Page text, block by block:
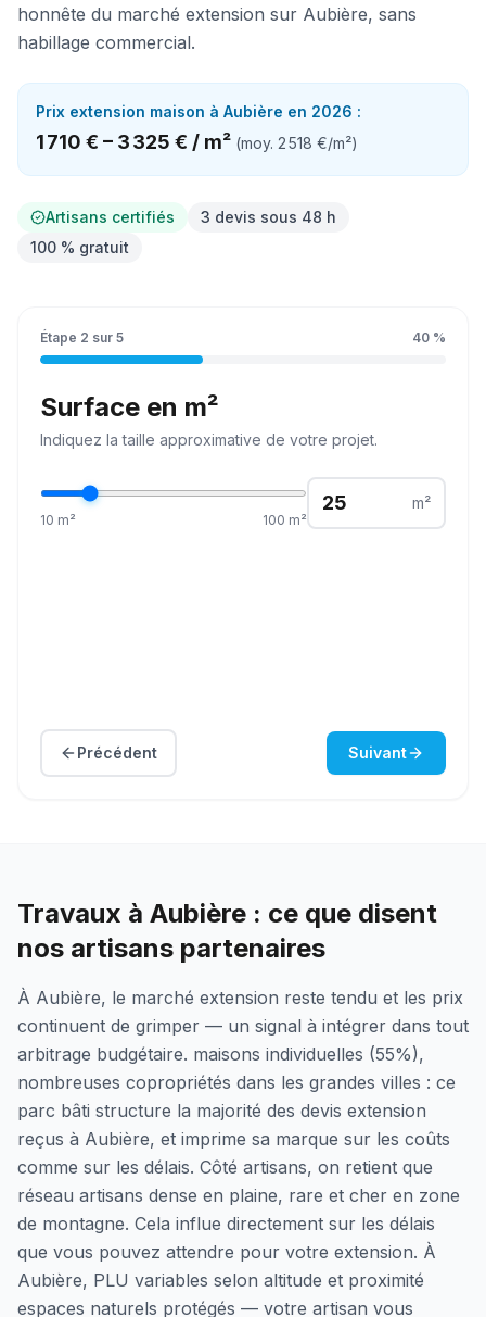
honnête du marché extension sur Aubière, sans
habillage commercial.
Prix extension maison à Aubière en 2026 :
1 710 € – 3 325 € / m² (moy. 2 518 €/m²)
Artisans certifiés
3 devis sous 48 h
100 % gratuit
Étape 2 sur 5 40 %
Surface en m²
Indiquez lataille approximative de votre projet.
10 m² 100 m²
m²
Précédent Suivant
Travaux à Aubière : ce que disent
nos artisans partenaires
À Aubière, le marché extension reste tendu et les prix
continuent de grimper — un signal à intégrer dans tout
arbitrage budgétaire. maisons individuelles (55%),
nombreuses copropriétés dans les grandes villes : ce
parc bâti structure la majorité des devis extension
reçus à Aubière, et imprime sa marque sur les coûts
comme sur les délais. Côté artisans, on retient que
réseau artisans dense en plaine, rare et cher en zone
de montagne. Cela influe directement sur les délais
que vous pouvez attendre pour votre extension. À
Aubière, PLU variables selon altitude et proximité
espaces naturels protégés — votre artisan vous